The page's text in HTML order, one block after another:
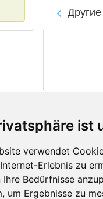
ist
verwendet
Erlebnis zu
Ihre Bedürfnisse
um Ergebnisse zu